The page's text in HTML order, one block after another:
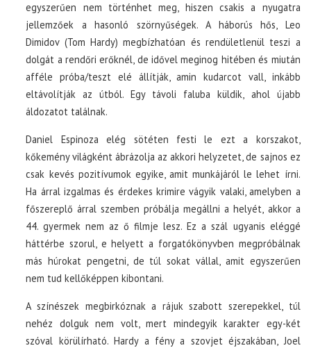
egyszerűen nem történhet meg, hiszen csakis a nyugatra
jellemzőek a hasonló szörnyűségek. A háborús hős, Leo
Dimidov (Tom Hardy) megbízhatóan és rendületlenül teszi a
dolgát a rendőri erőknél, de idővel meginog hitében és miután
afféle próba/teszt elé állítják, amin kudarcot vall, inkább
eltávolítják az útból. Egy távoli faluba küldik, ahol újabb
áldozatot találnak.
Daniel Espinoza elég sötéten festi le ezt a korszakot,
kőkemény világként ábrázolja az akkori helyzetet, de sajnos ez
csak kevés pozitívumok egyike, amit munkájáról le lehet írni.
Ha árral izgalmas és érdekes krimire vágyik valaki, amelyben a
főszereplő árral szemben próbálja megállni a helyét, akkor a
44. gyermek nem az ő filmje lesz. Ez a szál ugyanis eléggé
háttérbe szorul, e helyett a forgatókönyvben megpróbálnak
más húrokat pengetni, de túl sokat vállal, amit egyszerűen
nem tud kellőképpen kibontani.
A színészek megbirkóznak a rájuk szabott szerepekkel, túl
nehéz dolguk nem volt, mert mindegyik karakter egy-két
szóval körülírható. Hardy a fény a szovjet éjszakában, Joel